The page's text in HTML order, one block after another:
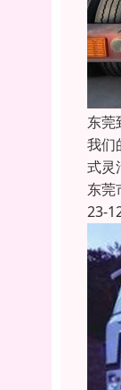
东莞
我们
式灵
东莞
23-